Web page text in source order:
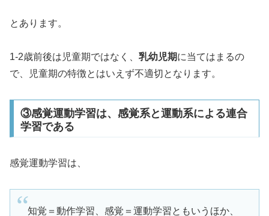
とあります。
1-2歳前後は児童期ではなく、 乳幼児期に当てはまるの
で、児童期の特徴とはいえず不適切となります。
③感覚運動学習は、感覚系と運動系による連合
学習である
感覚運動学習は、
知覚＝動作学習、感覚＝運動学習ともいうほか、